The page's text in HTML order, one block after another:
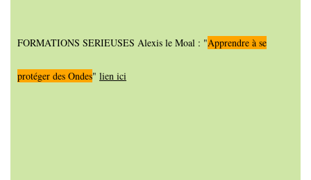
FORMATIONS SERIEUSES Alexis le Moal : "Apprendre à se
protéger des Ondes" lien ici